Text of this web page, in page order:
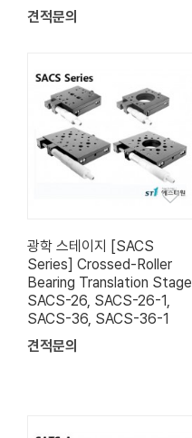
견적문의
광학 스테이지 [SACS
Series] Crossed-Roller
Bearing Translation Stage
SACS-26, SACS-26-1,
SACS-36, SACS-36-1
견적문의